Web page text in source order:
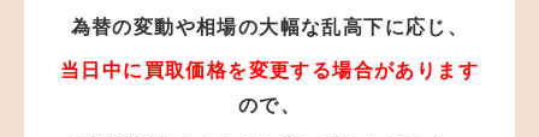
為替の変動や相場の大幅な乱高下に応じ、
当日中に買取価格を変更する場合があります
ので、